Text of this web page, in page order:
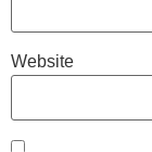
Website